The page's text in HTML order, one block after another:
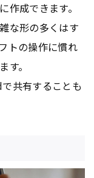
作成できます。
な形の多くはす
トの操作に慣れ
す。
共有することも